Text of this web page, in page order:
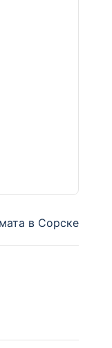
в Сорске